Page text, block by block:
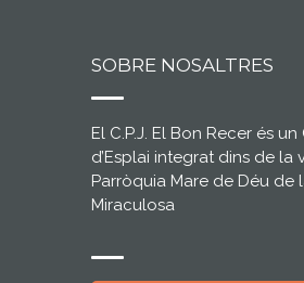
SOBRE NOSALTRES
El C.P.J. El Bon Recer és
d’Esplai integrat dins de la
Parròquia Mare de Déu de
Miraculosa